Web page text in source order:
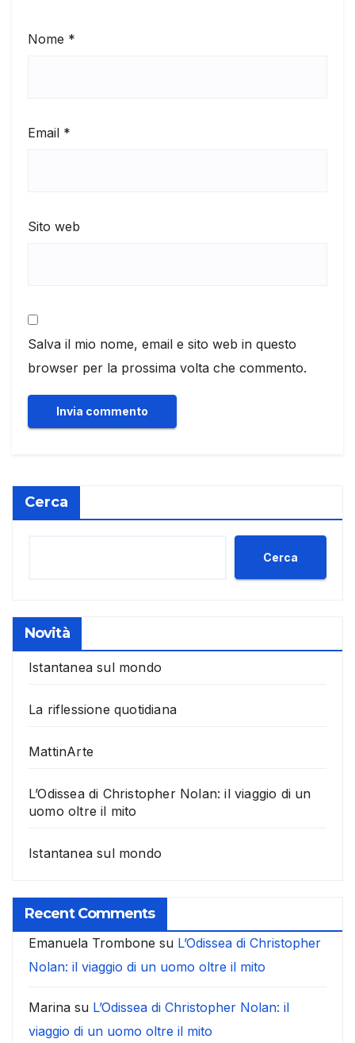
Nome *
Email *
Sito web
Salva il mio nome, email e sito web in questo
browser per la prossima volta che commento.
Cerca
Cerca
Novità
Istantanea sul mondo
La riflessione quotidiana
MattinArte
L’Odissea di Christopher Nolan: il viaggio di un
uomo oltre il mito
Istantanea sul mondo
Recent Comments
Emanuela Trombone su L’Odissea di Christopher
Nolan: il viaggio di un uomo oltre il mito
Marina su L’Odissea di Christopher Nolan: il
viaggio di un uomo oltre il mito